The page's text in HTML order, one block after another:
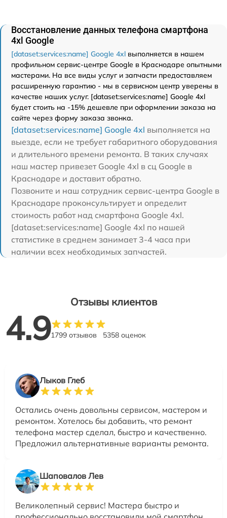
Восстановление данных телефона смартфона
4xl Google
[dataset:services:name] Google 4xl выполняется в нашем
профильном сервис-центре Google в Краснодаре опытными
мастерами. На все виды услуг и запчасти предоставляем
расширенную гарантию - мы в сервисном центр уверены в
качестве наших услуг. [dataset:services:name] Google 4xl
будет стоить на -15% дешевле при оформлении заказа на
сайте через форму заказа звонка.
[dataset:services:name] Google 4xl выполняется на
выезде, если не требует габаритного оборудования
и длительного времени ремонта. В таких случаях
наш мастер привезет Google 4xl в сц Google в
Краснодаре и доставит обратно.
Позвоните и наш сотрудник сервис-центра Google в
Краснодаре проконсультирует и определит
стоимость работ над смартфона Google 4xl.
[dataset:services:name] Google 4xl по нашей
статистике в среднем занимает 3-4 часа при
наличии всех необходимых запчастей.
Отзывы клиентов
4.91799 отзывов 5358 оценок
Лыков Глеб
Остались очень довольны сервисом, мастером и
ремонтом. Хотелось бы добавить, что ремонт
телефона мастер сделал, быстро и качественно.
Предложил альтернативные варианты ремонта.
Шаповалов Лев
Великолепный сервис! Мастера быстро и